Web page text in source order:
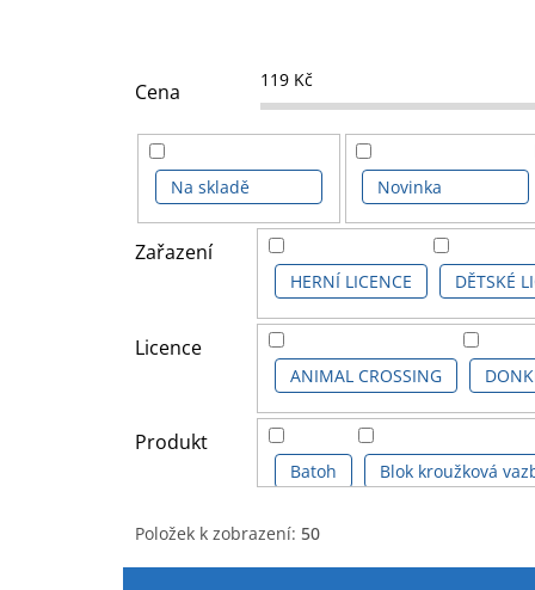
Cena 119 Kč
Na skladě Novinka
Zařazení
HERNÍ LICENCE DĚTSKÉ
Licence
ANIMAL CROSSING
Produkt
Batoh Blok kroužková
Držák na knihy
Položek k zobrazení: 50